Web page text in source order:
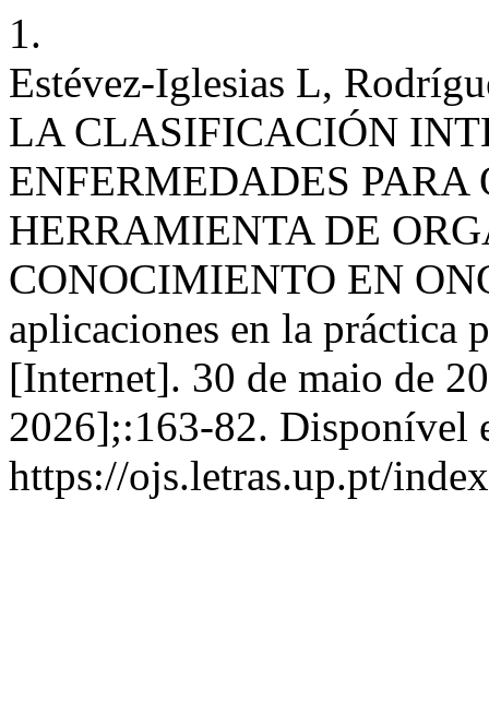
1.
Estévez-Iglesias L,
LA CLASIFICACIÓN
ENFERMEDADES
HERRAMIENTA DE
CONOCIMIENTO EN
aplicaciones en la práctica
[Internet]. 30 de maio de
2026];:163-82. Disponível
https://ojs.letras.up.pt/